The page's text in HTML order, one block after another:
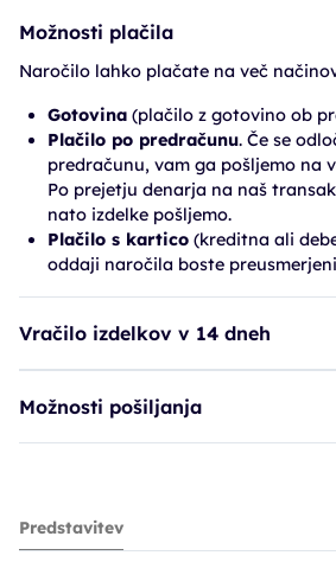
Možnosti plačila
Naročilo lahko plačate na več
Gotovina (plačilo z gotovino ob
Plačilo po predračunu. Če se
predračunu, vam ga pošljemo na
Po prejetju denarja na naš
nato izdelke pošljemo.
Plačilo s kartico (kreditna ali
oddaji naročila boste
Vračilo izdelkov v 14 dneh
Možnosti pošiljanja
Ruck nastavek, 862-014 vel. 014
19,90€
Predstavitev